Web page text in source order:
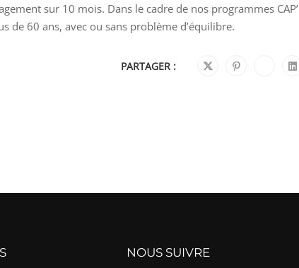
sur 10 mois. Dans le cadre de nos programmes CAP’
de 60 ans, avec ou sans problème d’équilibre.
PARTAGER :
NOUS SUIVRE